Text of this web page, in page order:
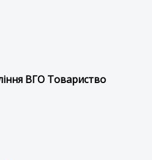
ВГО Товариство